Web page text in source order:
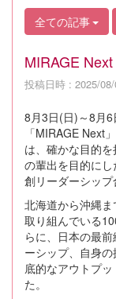
全ての記事
MIRAGE
投稿日時 : 2025/
8月3日(日)～8月
「MIRAGE Next
は、確かな目的を
の輩出を目的に
創リーダーシップ
北海道から沖縄
取り組んでいる
らに、日本の最
ーシップ、自身
底的なアウトプ
た。